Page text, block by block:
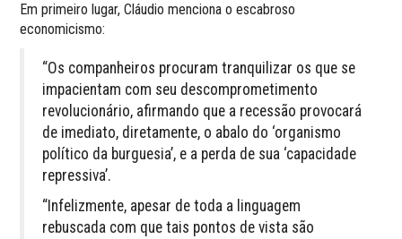
Em primeiro lugar, Cláudio menciona o escabroso
economicismo:
“Os companheiros procuram tranquilizar os que se
impacientam com seu descomprometimento
revolucionário, afirmando que a recessão provocará
de imediato, diretamente, o abalo do ‘organismo
político da burguesia’, e a perda de sua ‘capacidade
repressiva’.
“Infelizmente, apesar de toda a linguagem
rebuscada com que tais pontos de vista são